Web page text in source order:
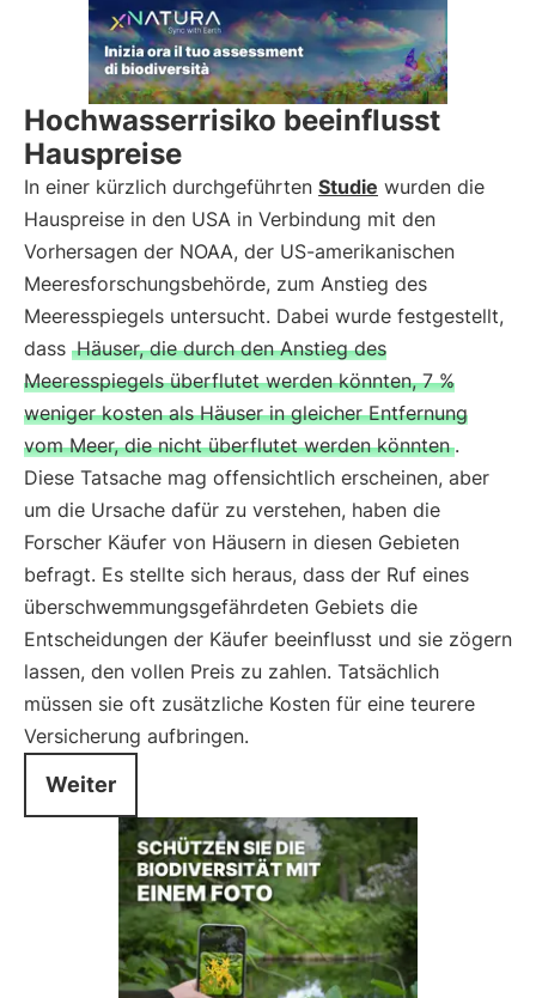
Hochwasserrisiko beeinflusst
Hauspreise
In einer kürzlich durchgeführten Studie wurden die
Hauspreise in den USA in Verbindung mit den
Vorhersagen der NOAA, der US-amerikanischen
Meeresforschungsbehörde, zum Anstieg des
Meeresspiegels untersucht. Dabei wurde festgestellt,
dass Häuser, die durch den Anstieg des
Meeresspiegels überflutet werden könnten, 7 %
weniger kosten als Häuser in gleicher Entfernung
vom Meer, die nicht überflutet werden könnten .
Diese Tatsache mag offensichtlich erscheinen, aber
um die Ursache dafür zu verstehen, haben die
Forscher Käufer von Häusern in diesen Gebieten
befragt. Es stellte sich heraus, dass der Ruf eines
überschwemmungsgefährdeten Gebiets die
Entscheidungen der Käufer beeinflusst und sie zögern
lassen, den vollen Preis zu zahlen. Tatsächlich
müssen sie oft zusätzliche Kosten für eine teurere
Versicherung aufbringen.
Weiter